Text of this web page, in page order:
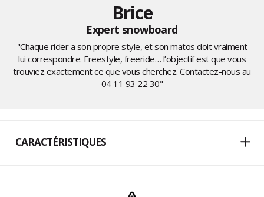
Brice
Expert snowboard
"Chaque rider a son propre style, et son matos doit vraiment
lui correspondre. Freestyle, freeride… l’objectif est que vous
trouviez exactement ce que vous cherchez. Contactez-nous au
04 11 93 22 30"
CARACTÉRISTIQUES